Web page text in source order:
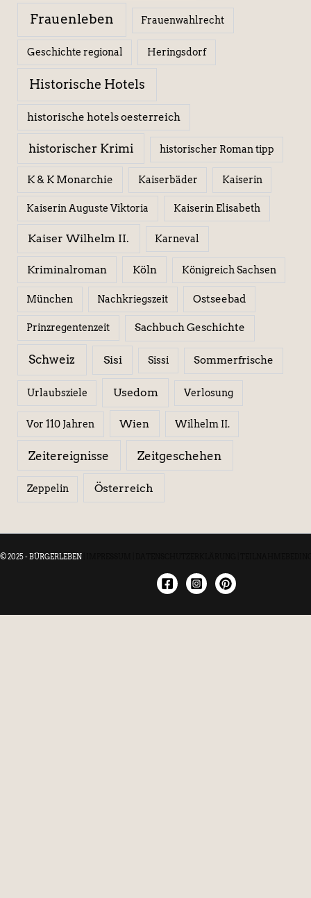
Frauenleben Frauenwahlrecht
Geschichte regional Heringsdorf
Historische Hotels
historische hotels oesterreich
historischer Krimi historischer Roman tipp
K & K Monarchie Kaiserbäder Kaiserin
Kaiserin Auguste Viktoria Kaiserin Elisabeth
Kaiser Wilhelm II. Karneval
Kriminalroman Köln Königreich Sachsen
München Nachkriegszeit Ostseebad
Prinzregentenzeit Sachbuch Geschichte
Schweiz Sisi Sissi Sommerfrische
Urlaubsziele Usedom Verlosung
Vor 110 Jahren Wien Wilhelm II.
Zeitereignisse Zeitgeschehen
Zeppelin Österreich
© 2025 - BÜRGERLEBEN